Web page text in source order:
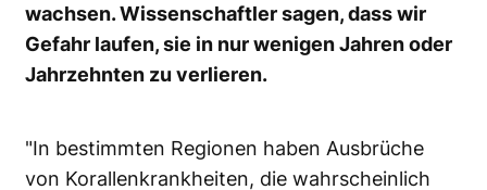
wachsen. Wissenschaftler sagen, dass wir
Gefahr laufen, sie in nur wenigen Jahren oder
Jahrzehnten zu verlieren.
"In bestimmten Regionen haben Ausbrüche
von Korallenkrankheiten, die wahrscheinlich